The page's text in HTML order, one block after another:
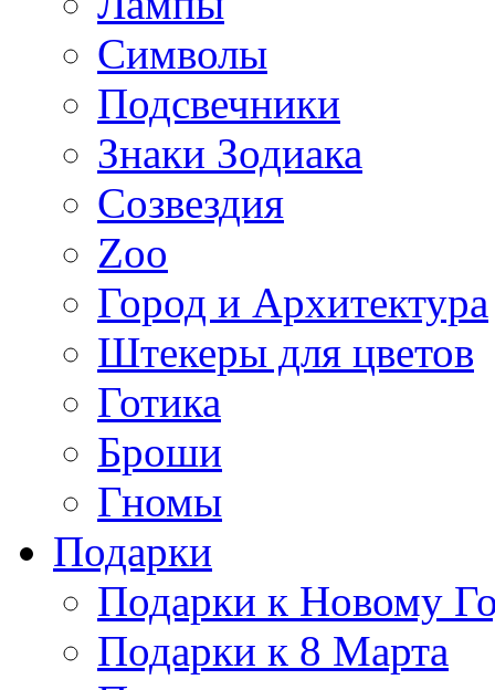
Символы
Подсвечники
Знаки Зодиака
Созвездия
Zoo
Город и Архитектура
Штекеры для цветов
Готика
Броши
Гномы
Подарки
Подарки к Новому
Подарки к 8 Марта